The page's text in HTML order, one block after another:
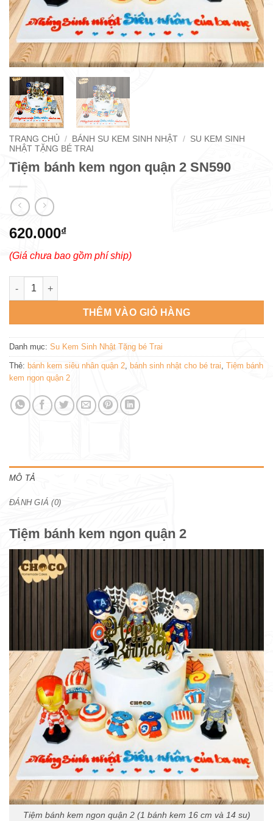
TRANG CHỦ / BÁNH SU KEM SINH NHẬT / SU KEM SINH
NHẬT TẶNG BÉ TRAI
Tiệm bánh kem ngon quận 2 SN590
620.000₫
(Giá chưa bao gồm phí ship)
Tiệm bánh kem ngon quận 2 SN590 số lượng
THÊM VÀO GIỎ HÀNG
Danh mục: Su Kem Sinh Nhật Tặng bé Trai
Thẻ: bánh kem siêu nhân quận 2, bánh sinh nhật cho bé trai, Tiệm bánh
kem ngon quận 2
MÔ TẢ
ĐÁNH GIÁ (0)
Tiệm bánh kem ngon quận 2
Tiệm bánh kem ngon quận 2 (1 bánh kem 16 cm và 14 su)